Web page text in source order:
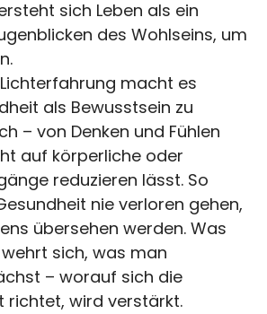
sich Leben als ein
des Wohlseins, um
macht es
als Bewusstsein zu
– von Denken und Fühlen
auf körperliche oder
reduzieren lässt. So
nie verloren gehen,
übersehen werden. Was
sich, was man
– worauf sich die
richtet, wird verstärkt.